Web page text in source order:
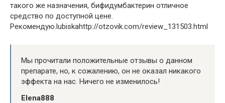
такого же назначения, бифидумбактерин отличное
средство по доступной цене.
Рекомендую. lubiskahttp://otzovik.com/review_131503.html
Мы прочитали положительные отзывы о данном
препарате, но, к сожалению, он не оказал никакого
эффекта на нас. Ничего не изменилось!
Elena888